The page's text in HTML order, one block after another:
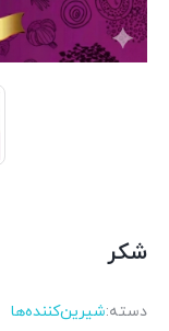
شکر
دسته:شیرین‌کننده‌ها